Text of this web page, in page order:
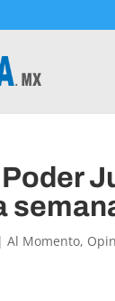
|Al Momento,